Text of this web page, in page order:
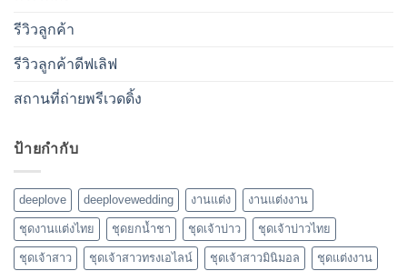
รีวิวลูกค้า
รีวิวลูกค้าดีฟเลิฟ
สถานที่ถ่ายพรีเวดดิ้ง
ป้ายกำกับ
deeplove deeplovewedding งานแต่ง งานแต่งงาน
ชุดงานแต่งไทย ชุดยกน้ำชา ชุดเจ้าบ่าว ชุดเจ้าบ่าวไทย
ชุดเจ้าสาว ชุดเจ้าสาวทรงเอไลน์ ชุดเจ้าสาวมินิมอล ชุดแต่งงาน